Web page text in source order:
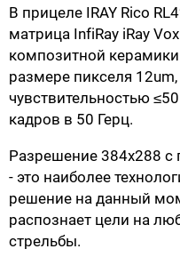
В прицеле IRAY Rico
матрица InfiRay iRay
композитной
размере пикселя
чувствительностью
кадров в 50 Герц.
Разрешение 384х288
- это наиболее
решение на данный
распознает цели на
стрельбы.